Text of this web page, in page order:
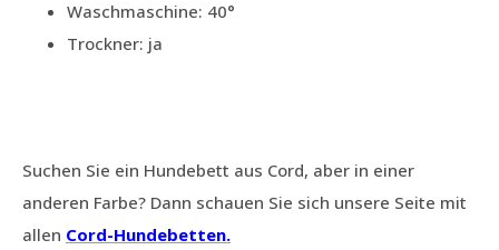
Waschmaschine: 40°
Trockner: ja
Suchen Sie ein Hundebett aus Cord, aber in einer
anderen Farbe? Dann schauen Sie sich unsere Seite mit
allen Cord-Hundebetten.